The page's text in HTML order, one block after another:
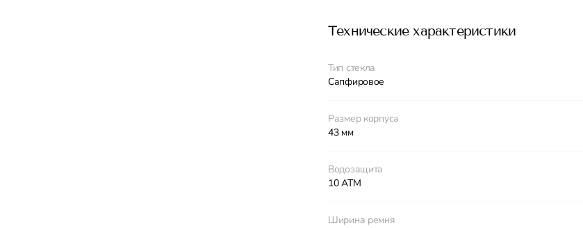
Технические характеристики
Тип стекла
Сапфировое
Размер корпуса
43 мм
Водозащита
10 ATM
Ширина ремня